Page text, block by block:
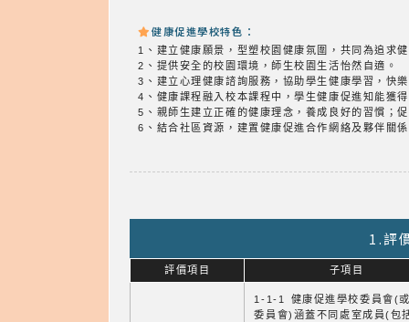
健康促進學校特色：
1、建立健康願景，型塑校園健康氛圍，共同為追求
2、提供安全的校園環境，師生校園生活怡然自適。
3、建立心理健康諮詢服務，協助學生健康學習，快
4、健康課程融入校本課程中，學生健康促進知能獲
5、親師生建立正確的健康理念，養成良好的習慣；
6、結合社區資源，建置健康促進合作網絡及夥伴關
1.評
評價項目 子項目
1-1-1 健康促進學校委員會(
委員會)涵蓋不同處室成員(包